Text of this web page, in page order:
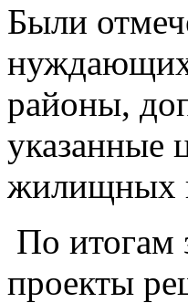
Были
районы,
указанные
жилищных
По итогам
проекты